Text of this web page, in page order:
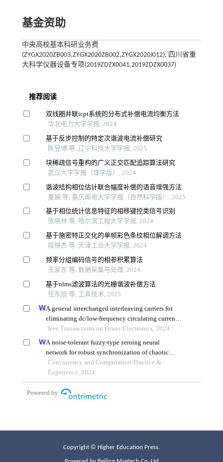
基金资助
中央高校基本科研业务费
(ZYGX2020ZB003,ZYGX2020ZB002,ZYGX2020J012); 四川省重
大科学仪器设备专项(2019ZDZX0041,2019ZDZX0037)
Copyright © Higher Education Press.